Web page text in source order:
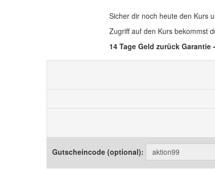
Sicher dir noch heute den Kurs
Zugriff auf den Kurs bekommst
14 Tage Geld zurück Garantie
Gutscheincode (optional):